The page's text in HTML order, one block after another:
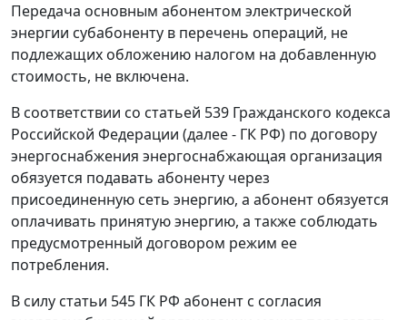
Передача основным абонентом электрической
энергии субабоненту в перечень операций, не
подлежащих обложению налогом на добавленную
стоимость, не включена.
В соответствии со статьей 539 Гражданского кодекса
Российской Федерации (далее - ГК РФ) по договору
энергоснабжения энергоснабжающая организация
обязуется подавать абоненту через
присоединенную сеть энергию, а абонент обязуется
оплачивать принятую энергию, а также соблюдать
предусмотренный договором режим ее
потребления.
В силу статьи 545 ГК РФ абонент с согласия